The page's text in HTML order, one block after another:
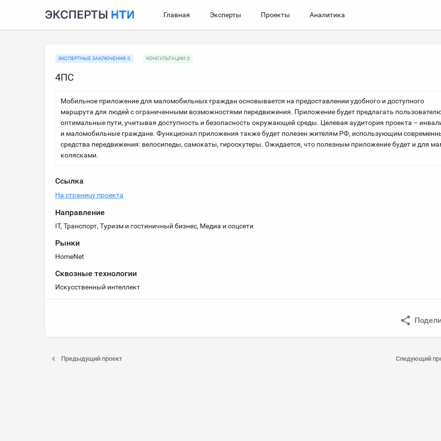
Главная Эксперты Проекты Аналитика
ЭКСПЕРТНЫЕ ЗАКЛЮЧЕНИЯ: 0 КОНСУЛЬТАЦИИ: 0
4ПС
Мобильное приложение для маломобильных граждан основывается на предоставлении удобного и доступного
маршрута для людей с ограниченными возможностями передвижения. Приложение будет предлагать
оптимальные пути, учитывая доступность и безопасность окружающей среды. Целевая аудитория проекта –
и маломобильные граждане. Функционал приложения также будет полезен жителям РФ, использующим
средства передвижения: велосипеды, самокаты, гироскутеры. Ожидается, что полезным приложение будет и для
колясками.
Ссылка
На страницу проекта
Направление
IT, Транспорт, Туризм и гостиничный бизнес, Медиа и соцсети
Рынки
HomeNet
Сквозные технологии
Искусственный интеллект
Предыдущий проект Следующий